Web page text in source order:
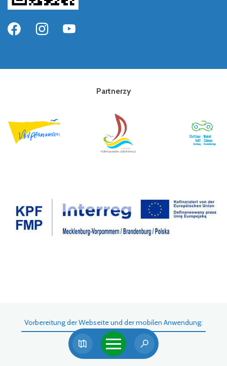
Partnerzy
Vorbereitung der Webseite und der mobilen Anwendung: